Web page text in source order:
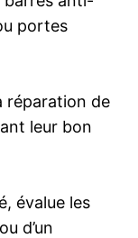
portes
réparation de
leur bon
évalue les
d’un